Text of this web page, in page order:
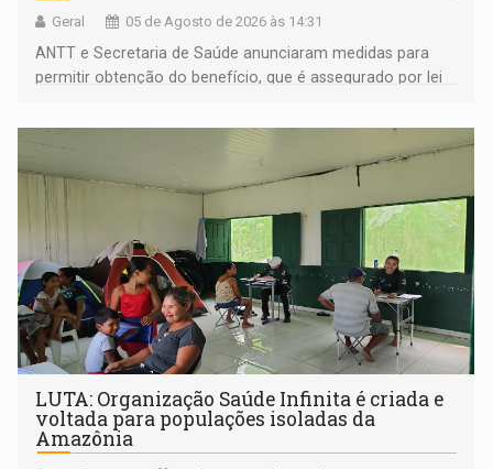
Geral 05 de Agosto de 2026 às 14:31
ANTT e Secretaria de Saúde anunciaram medidas para
permitir obtenção do benefício, que é assegurado por lei
LUTA: Organização Saúde Infinita é criada e
voltada para populações isoladas da
Amazônia